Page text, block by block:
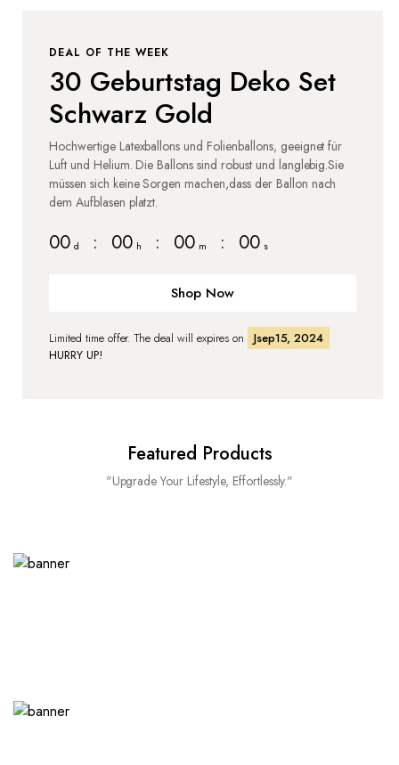
DEAL OF THE WEEK
30 Geburtstag Deko Set
Schwarz Gold
Hochwertige Latexballons und Folienballons, geeignet für
Luft und Helium. Die Ballons sind robust und langlebig.Sie
müssen sich keine Sorgen machen,dass der Ballon nach
dem Aufblasen platzt.
00 d : 00 h : 00 m : 00 s
Shop Now
Limited time offer. The deal will expires on
Jsep15, 2024
HURRY UP!
Featured Products
"Upgrade Your Lifestyle, Effortlessly."